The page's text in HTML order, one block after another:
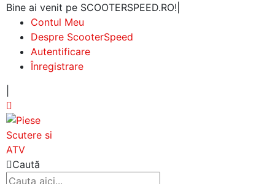
Bine ai venit pe SCOOTERSPEED.RO!
Contul Meu
Despre ScooterSpeed
Autentificare
Înregistrare
Caută